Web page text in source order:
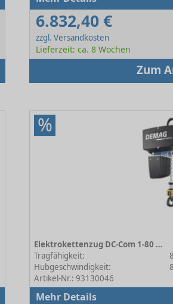
6.832,40 €
zzgl. Versandkosten
Lieferzeit: ca. 8 Wochen
Zum
%
Elektrokettenzug DC-Com 1-80 1/1 H4 V8/2
Tragfähigkeit:
Hubgeschwindigkeit:
Artikel-Nr.: 93130046
Mehr Details